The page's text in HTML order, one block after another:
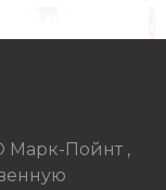
Марк-Пойнт ,